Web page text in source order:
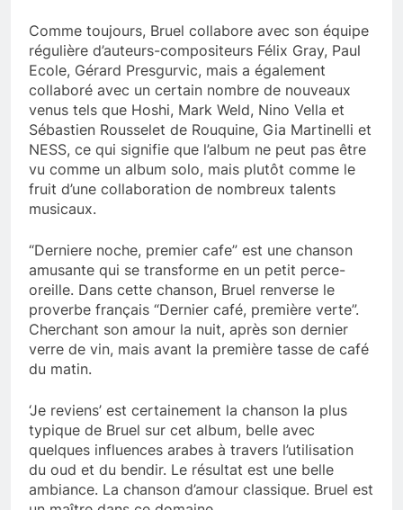
Comme toujours, Bruel collabore avec son équipe
régulière d’auteurs-compositeurs Félix Gray, Paul
Ecole, Gérard Presgurvic, mais a également
collaboré avec un certain nombre de nouveaux
venus tels que Hoshi, Mark Weld, Nino Vella et
Sébastien Rousselet de Rouquine, Gia Martinelli et
NESS, ce qui signifie que l’album ne peut pas être
vu comme un album solo, mais plutôt comme le
fruit d’une collaboration de nombreux talents
musicaux.
“Derniere noche, premier cafe” est une chanson
amusante qui se transforme en un petit perce-
oreille. Dans cette chanson, Bruel renverse le
proverbe français “Dernier café, première verte”.
Cherchant son amour la nuit, après son dernier
verre de vin, mais avant la première tasse de café
du matin.
‘Je reviens’ est certainement la chanson la plus
typique de Bruel sur cet album, belle avec
quelques influences arabes à travers l’utilisation
du oud et du bendir. Le résultat est une belle
ambiance. La chanson d’amour classique. Bruel est